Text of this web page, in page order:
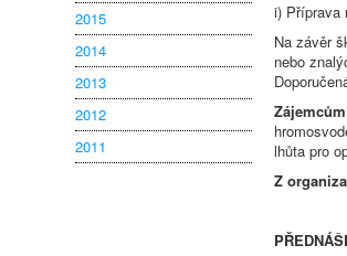
2015
2014
2013
2012
2011
i) Příprava
Na závěr
nebo
lhůta pro
Z